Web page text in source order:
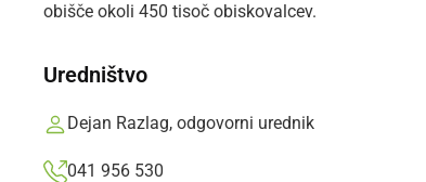
obišče okoli 450 tisoč obiskovalcev.
Uredništvo
Dejan Razlag, odgovorni urednik
041 956 530